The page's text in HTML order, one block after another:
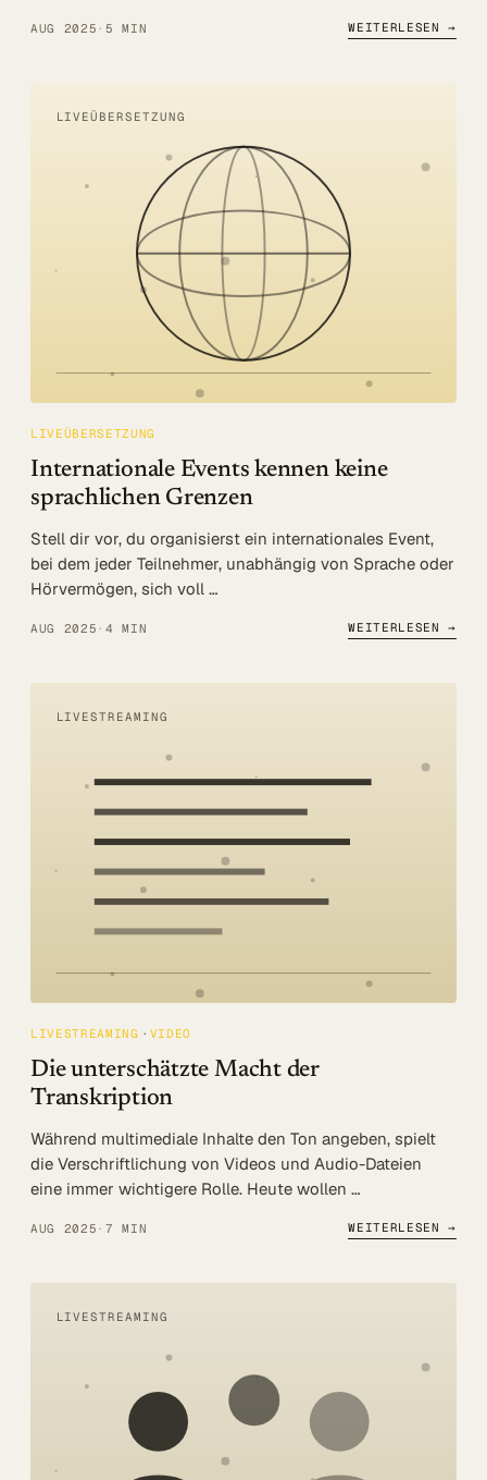
AUG 2025 · 5 MIN WEITERLESEN →
LIVEÜBERSETZUNG
LIVEÜBERSETZUNG
Internationale Events kennen keine
sprachlichen Grenzen
Stell dir vor, du organisierst ein internationales Event,
bei dem jeder Teilnehmer, unabhängig von Sprache oder
Hörvermögen, sich voll …
AUG 2025 · 4 MIN WEITERLESEN →
LIVESTREAMING
LIVESTREAMING VIDEO
Die unterschätzte Macht der
Transkription
Während multimediale Inhalte den Ton angeben, spielt
die Verschriftlichung von Videos und Audio-Dateien
eine immer wichtigere Rolle. Heute wollen …
AUG 2025 · 7 MIN WEITERLESEN →
LIVESTREAMING